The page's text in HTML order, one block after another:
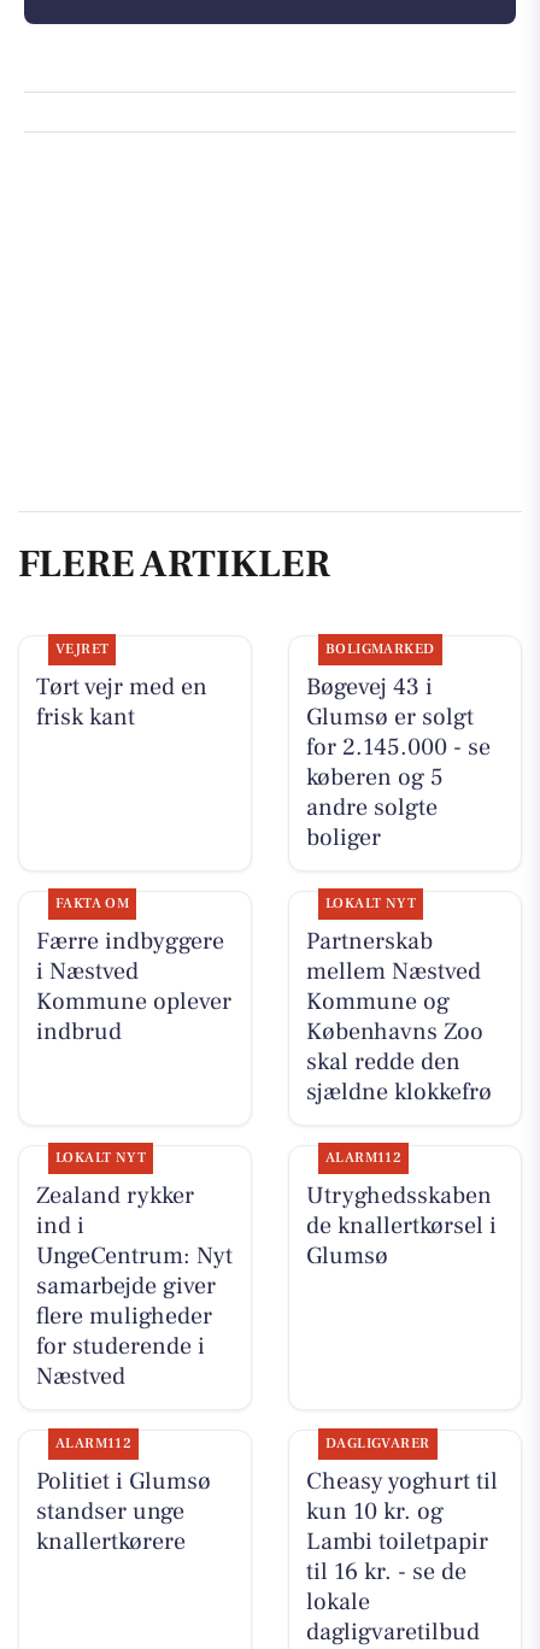
FLERE ARTIKLER
VEJRET
Tørt vejr med en
frisk kant
BOLIGMARKED
Bøgevej 43 i
Glumsø er solgt
for 2.145.000 - se
køberen og 5
andre solgte
boliger
FAKTA OM
Færre indbyggere
i Næstved
Kommune oplever
indbrud
LOKALT NYT
Partnerskab
mellem Næstved
Kommune og
Københavns Zoo
skal redde den
sjældne klokkefrø
LOKALT NYT
Zealand rykker
ind i
UngeCentrum: Nyt
samarbejde giver
flere muligheder
for studerende i
Næstved
ALARM112
Utryghedsskaben
de knallertkørsel i
Glumsø
ALARM112
Politiet i Glumsø
standser unge
knallertkørere
DAGLIGVARER
Cheasy yoghurt til
kun 10 kr. og
Lambi toiletpapir
til 16 kr. - se de
lokale
dagligvaretilbud